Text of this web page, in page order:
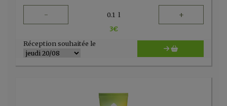
- 0.1 l +
3€
Réception souhaitée le